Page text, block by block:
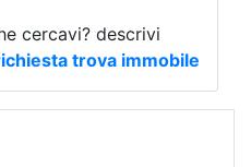
cercavi? descrivi
trova immobile